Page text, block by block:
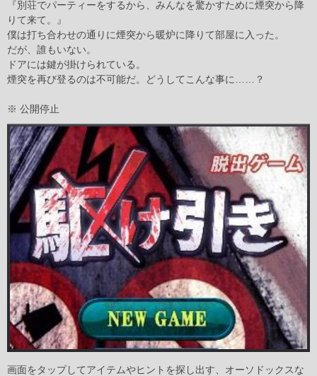
『別荘でパーティーをするから、みんなを驚かすために煙突から降
りて来て。』
僕は打ち合わせの通りに煙突から暖炉に降りて部屋に入った。
だが、誰もいない。
ドアには鍵が掛けられている。
煙突を再び登るのは不可能だ。どうしてこんな事に……？
※ 公開停止
画面をタップしてアイテムやヒントを探し出す、オーソドックスな